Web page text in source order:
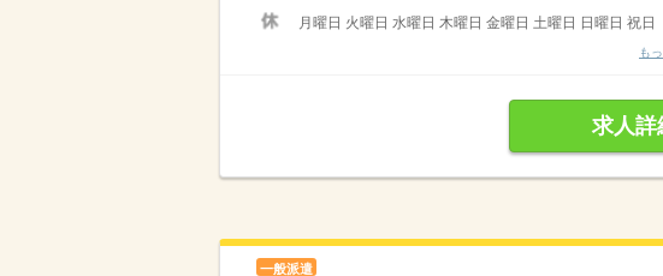
月曜日 火曜日 水曜日 木曜日 金曜日 土曜日 日曜日 祝日
も
求人詳
一般派遣